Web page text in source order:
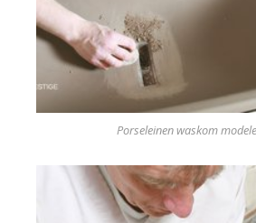
Porseleinen waskom